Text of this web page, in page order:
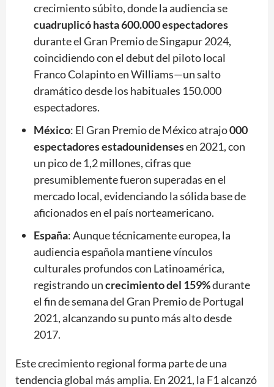
crecimiento súbito, donde la audiencia se
cuadruplicó hasta 600.000 espectadores
durante el Gran Premio de Singapur 2024,
coincidiendo con el debut del piloto local
Franco Colapinto en Williams—un salto
dramático desde los habituales 150.000
espectadores.
México: El Gran Premio de México atrajo000
espectadores estadounidensesen 2021, con
un pico de 1,2 millones, cifras que
presumiblemente fueron superadas en el
mercado local, evidenciando la sólida base de
aficionados en el país norteamericano.
España: Aunque técnicamente europea, la
audiencia española mantiene vínculos
culturales profundos con Latinoamérica,
registrando uncrecimiento del 159%durante
el fin de semana del Gran Premio de Portugal
2021, alcanzando su punto más alto desde
2017.
Este crecimiento regional forma parte de una
tendencia global más amplia. En 2021, la F1 alcanzó